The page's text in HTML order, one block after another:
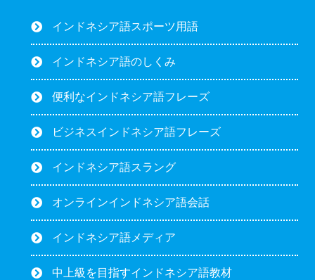
インドネシア語スポーツ用語
インドネシア語のしくみ
便利なインドネシア語フレーズ
ビジネスインドネシア語フレーズ
インドネシア語スラング
オンラインインドネシア語会話
インドネシア語メディア
中上級を目指すインドネシア語教材